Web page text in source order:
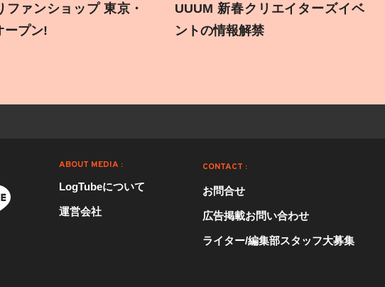
ファンショップ 東京・
ープン!
UUUM 新春クリエイターズイベ
ントの情報解禁
ABOUT MEDIA :
LogTubeについて
運営会社
CONTACT :
お問合せ
広告掲載お問い合わせ
ライター/編集部スタッフ大募集